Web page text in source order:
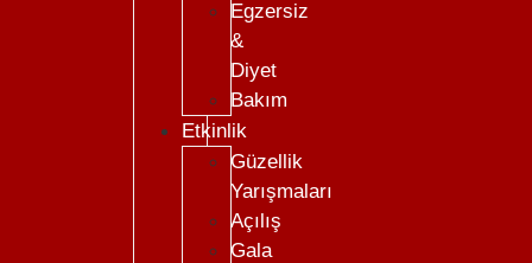
Egzersiz
&
Diyet
Bakım
Etkinlik
Güzellik
Yarışmaları
Açılış
Gala